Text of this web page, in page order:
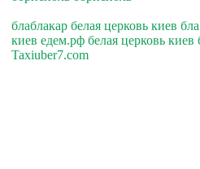
блаблакар белая церковь киев
киев едем.рф белая церковь киев
Taxiuber7.com